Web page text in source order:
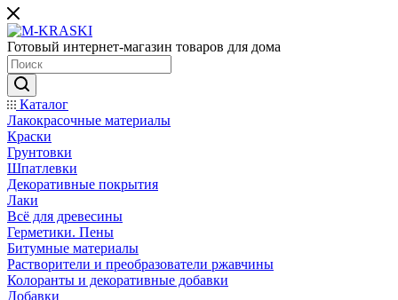
Готовый интернет-магазин товаров для дома
Каталог
Лакокрасочные материалы
Краски
Грунтовки
Шпатлевки
Декоративные покрытия
Лаки
Всё для древесины
Герметики. Пены
Битумные материалы
Растворители и преобразователи ржавчины
Колоранты и декоративные добавки
Добавки